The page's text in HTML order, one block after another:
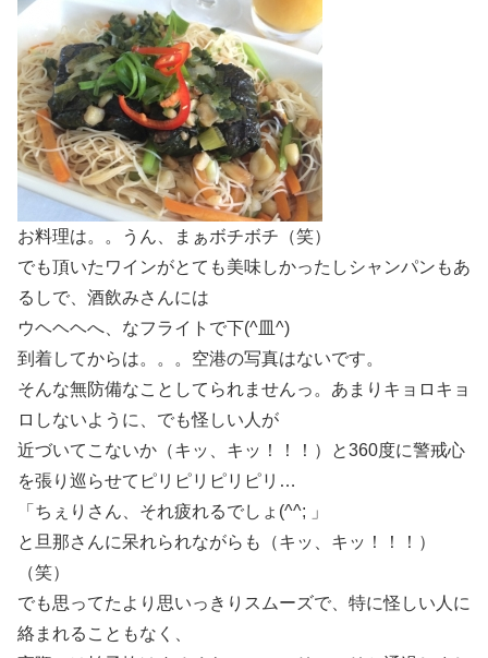
お料理は。。うん、まぁボチボチ（笑）
でも頂いたワインがとても美味しかったしシャンパンもあ
るしで、酒飲みさんには
ウヘヘヘへ、なフライトで下(^皿^)
到着してからは。。。空港の写真はないです。
そんな無防備なことしてられませんっ。あまりキョロキョ
ロしないように、でも怪しい人が
近づいてこないか（キッ、キッ！！！）と360度に警戒心
を張り巡らせてピリピリピリピリ…
「ちぇりさん、それ疲れるでしょ(^^; 」
と旦那さんに呆れられながらも（キッ、キッ！！！）
（笑）
でも思ってたより思いっきりスムーズで、特に怪しい人に
絡まれることもなく、